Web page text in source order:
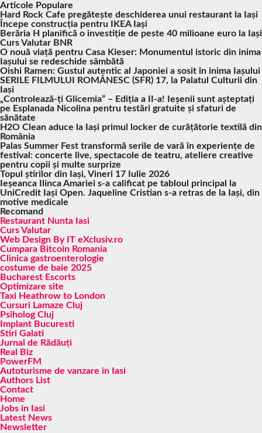
Articole Populare
Hard Rock Cafe pregătește deschiderea unui restaurant la Iași
Începe construcția pentru IKEA Iași
Berăria H planifică o investiție de peste 40 milioane euro la Iași
Curs Valutar BNR
O nouă viață pentru Casa Kieser: Monumentul istoric din inima
Iașului se redeschide sâmbătă
Oishi Ramen: Gustul autentic al Japoniei a sosit în inima Iașului
SERILE FILMULUI ROMÂNESC (SFR) 17, la Palatul Culturii din
Iași
„Controlează-ți Glicemia” – Ediția a II-a! Ieșenii sunt așteptați
pe Esplanada Nicolina pentru testări gratuite și sfaturi de
sănătate
H2O Clean aduce la Iași primul locker de curățătorie textilă din
România
Palas Summer Fest transformă serile de vară în experiențe de
festival: concerte live, spectacole de teatru, ateliere creative
pentru copii și multe surprize
Topul știrilor din Iași, Vineri 17 Iulie 2026
Ieșeanca Ilinca Amariei s-a calificat pe tabloul principal la
UniCredit Iași Open. Jaqueline Cristian s-a retras de la Iași, din
motive medicale
Recomand
Restaurant Nunta Iasi
Curs Valutar
Web Design By IT eXclusiv.ro
Cumpara Bitcoin Romania
Clinica gastroenterologie
costume de baie 2025
Bucharest Escorts
Optimizare site
Taxi Heathrow to London
Cursuri Lamaze Cluj
Psiholog Cluj
Implant Bucuresti
Stiri Galati
Jurnal de Rădăuți
Real Biz
PowerFM
Autoturisme de vanzare in Iasi
Authors List
Contact
Home
Jobs in Iasi
Latest News
Newsletter